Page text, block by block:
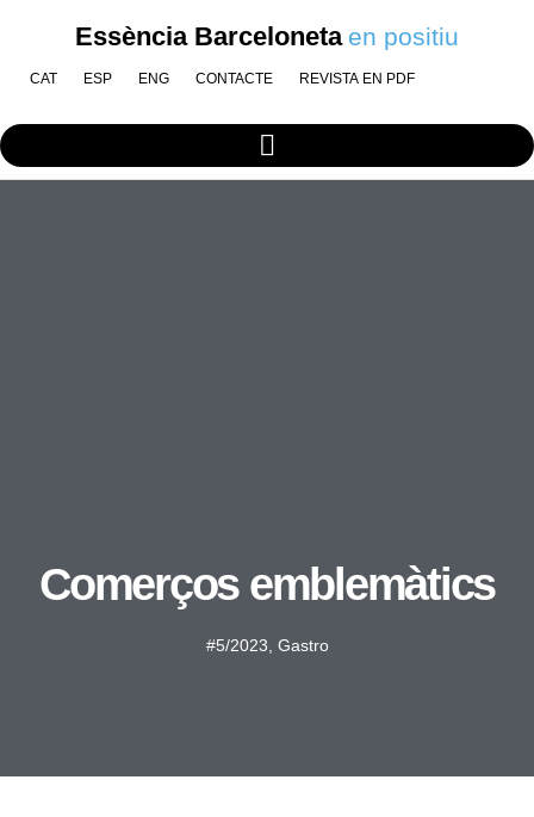
Essència Barceloneta en positiu
CAT ESP ENG CONTACTE REVISTA EN PDF
Comerços emblemàtics
#5/2023 Gastro